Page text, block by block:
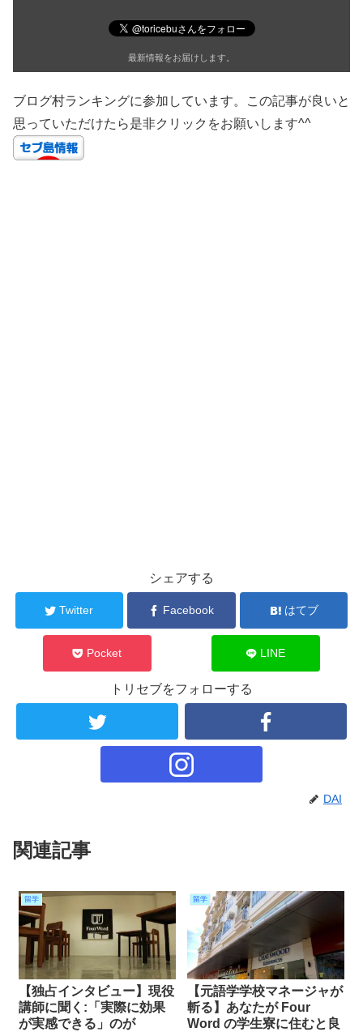
最新情報をお届けします。
ブログ村ランキングに参加しています。この記事が良いと
思っていただけたら是非クリックをお願いします^^
シェアする
Twitter Facebook はてブ
Pocket LINE
トリセブをフォローする
DAI
関連記事
留学
【独占インタビュー】現役
講師に聞く:「実際に効果
が実感できる」のが
留学
【元語学学校マネージャが
斬る】あなたが Four
Word の学生寮に住むと良